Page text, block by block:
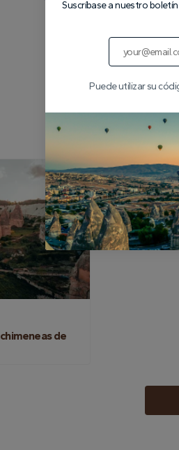
Artículos
de
Suscríbase a nuestro
Puede utilizar su